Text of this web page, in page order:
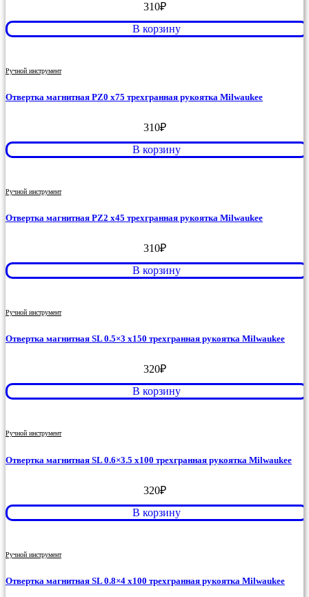
310₽
В корзину
Ручной инструмент
Отвертка магнитная PZ0 x75 трехгранная рукоятка Milwaukee
310₽
В корзину
Ручной инструмент
Отвертка магнитная PZ2 x45 трехгранная рукоятка Milwaukee
310₽
В корзину
Ручной инструмент
Отвертка магнитная SL 0.5×3 x150 трехгранная рукоятка Milwaukee
320₽
В корзину
Ручной инструмент
Отвертка магнитная SL 0.6×3.5 x100 трехгранная рукоятка Milwaukee
320₽
В корзину
Ручной инструмент
Отвертка магнитная SL 0.8×4 x100 трехгранная рукоятка Milwaukee